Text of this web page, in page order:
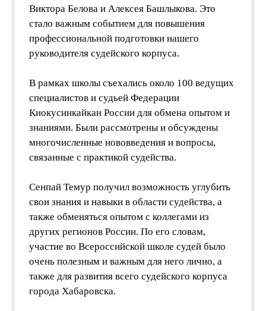
Виктора Белова и Алексея Башлыкова. Это
стало важным событием для повышения
профессиональной подготовки нашего
руководителя судейского корпуса.
В рамках школы съехались около 100 ведущих
специалистов и судьей Федерации
Киокусинкайкан России для обмена опытом и
знаниями. Были рассмотрены и обсуждены
многочисленные нововведения и вопросы,
связанные с практикой судейства.
Сенпай Темур получил возможность углубить
свои знания и навыки в области судейства, а
также обменяться опытом с коллегами из
других регионов России. По его словам,
участие во Всероссийской школе судей было
очень полезным и важным для него лично, а
также для развития всего судейского корпуса
города Хабаровска.